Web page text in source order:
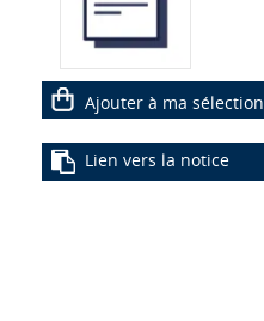
Ajouter à ma sélection
Lien vers la notice